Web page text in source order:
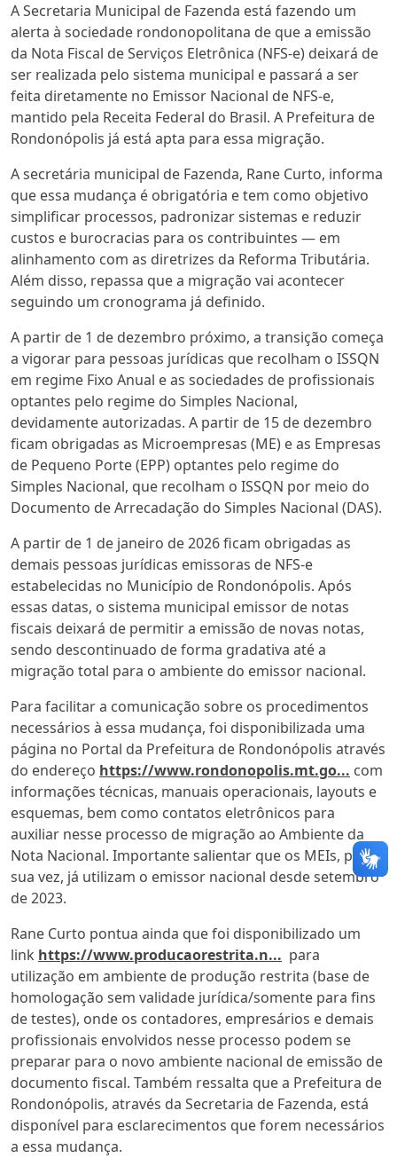
A Secretaria Municipal de Fazenda está fazendo um
alerta à sociedade rondonopolitana de que a emissão
da Nota Fiscal de Serviços Eletrônica (NFS-e) deixará de
ser realizada pelo sistema municipal e passará a ser
feita diretamente no Emissor Nacional de NFS-e,
mantido pela Receita Federal do Brasil. A Prefeitura de
Rondonópolis já está apta para essa migração.
A secretária municipal de Fazenda, Rane Curto, informa
que essa mudança é obrigatória e tem como objetivo
simplificar processos, padronizar sistemas e reduzir
custos e burocracias para os contribuintes — em
alinhamento com as diretrizes da Reforma Tributária.
Além disso, repassa que a migração vai acontecer
seguindo um cronograma já definido.
A partir de 1 de dezembro próximo, a transição começa
a vigorar para pessoas jurídicas que recolham o ISSQN
em regime Fixo Anual e as sociedades de profissionais
optantes pelo regime do Simples Nacional,
devidamente autorizadas. A partir de 15 de dezembro
ficam obrigadas as Microempresas (ME) e as Empresas
de Pequeno Porte (EPP) optantes pelo regime do
Simples Nacional, que recolham o ISSQN por meio do
Documento de Arrecadação do Simples Nacional (DAS).
A partir de 1 de janeiro de 2026 ficam obrigadas as
demais pessoas jurídicas emissoras de NFS-e
estabelecidas no Município de Rondonópolis. Após
essas datas, o sistema municipal emissor de notas
fiscais deixará de permitir a emissão de novas notas,
sendo descontinuado de forma gradativa até a
migração total para o ambiente do emissor nacional.
Para facilitar a comunicação sobre os procedimentos
necessários à essa mudança, foi disponibilizada uma
página no Portal da Prefeitura de Rondonópolis através
do endereço https://www.rondonopolis.mt.go... com
informações técnicas, manuais operacionais, layouts e
esquemas, bem como contatos eletrônicos para
auxiliar nesse processo de migração ao Ambiente da
Nota Nacional. Importante salientar que os MEIs, por
sua vez, já utilizam o emissor nacional desde setembro
de 2023.
Rane Curto pontua ainda que foi disponibilizado um
link https://www.producaorestrita.n... para
utilização em ambiente de produção restrita (base de
homologação sem validade jurídica/somente para fins
de testes), onde os contadores, empresários e demais
profissionais envolvidos nesse processo podem se
preparar para o novo ambiente nacional de emissão de
documento fiscal. Também ressalta que a Prefeitura de
Rondonópolis, através da Secretaria de Fazenda, está
disponível para esclarecimentos que forem necessários
a essa mudança.